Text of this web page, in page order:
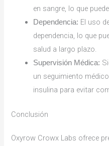
en sangre, lo que
Dependencia: El uso
dependencia, lo que
salud a largo plazo.
Supervisión Médica:
un seguimiento
insulina para evitar
Conclusión
Oxyrow Crowx Labs ofrece